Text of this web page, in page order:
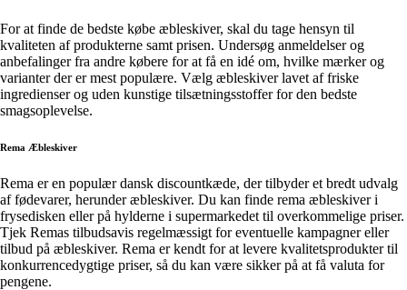
For at finde de bedste købe æbleskiver, skal du tage hensyn til
kvaliteten af produkterne samt prisen. Undersøg anmeldelser og
anbefalinger fra andre købere for at få en idé om, hvilke mærker og
varianter der er mest populære. Vælg æbleskiver lavet af friske
ingredienser og uden kunstige tilsætningsstoffer for den bedste
smagsoplevelse.
Rema Æbleskiver
Rema er en populær dansk discountkæde, der tilbyder et bredt udvalg
af fødevarer, herunder æbleskiver. Du kan finde rema æbleskiver i
frysedisken eller på hylderne i supermarkedet til overkommelige priser.
Tjek Remas tilbudsavis regelmæssigt for eventuelle kampagner eller
tilbud på æbleskiver. Rema er kendt for at levere kvalitetsprodukter til
konkurrencedygtige priser, så du kan være sikker på at få valuta for
pengene.